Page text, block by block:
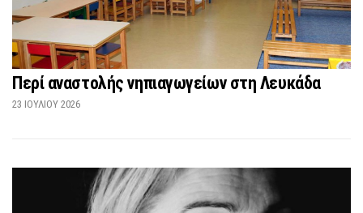
Περί αναστολής νηπιαγωγείων στη Λευκάδα
23 ΙΟΥΛΊΟΥ 2026